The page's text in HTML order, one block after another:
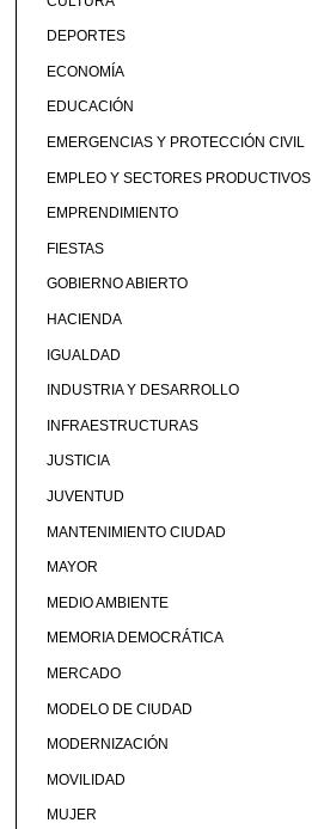
DEPORTES
ECONOMÍA
EDUCACIÓN
EMERGENCIAS Y PROTECCIÓN CIVIL
EMPLEO Y SECTORES PRODUCTIVOS
EMPRENDIMIENTO
FIESTAS
GOBIERNO ABIERTO
HACIENDA
IGUALDAD
INDUSTRIA Y DESARROLLO
INFRAESTRUCTURAS
JUSTICIA
JUVENTUD
MANTENIMIENTO CIUDAD
MAYOR
MEDIO AMBIENTE
MEMORIA DEMOCRÁTICA
MERCADO
MODELO DE CIUDAD
MODERNIZACIÓN
MOVILIDAD
MUJER